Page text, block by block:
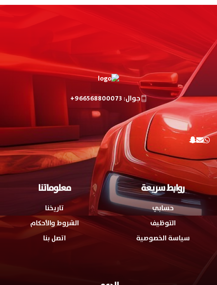
جوال: 966568800073+
روابط سريعة
حسابي
التوظيف
سياسة الخصوصية
معلوماتنا
تاريخنا
الشروط والأحكام
اتصل بنا